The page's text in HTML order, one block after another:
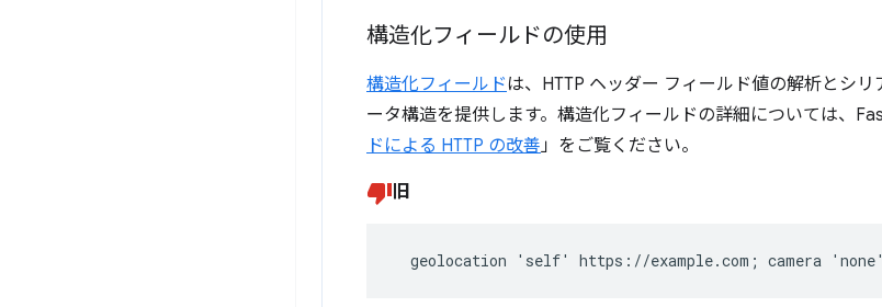
構造化フィールドの使用
構造化フィールドは、HTTP ヘッダー フィールド値の解析とシ
ータ構造を提供します。構造化フィールドの詳細については、
ドによる HTTP の改善」をご覧ください。
旧
  geolocation 'self' https://example.com; camera 'none'